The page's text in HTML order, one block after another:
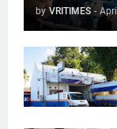
by VRITIMES -